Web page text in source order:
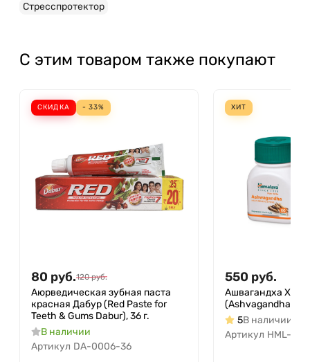
Стресспротектор
С этим товаром также покупают
СКИДКА - 33%
80 руб.120 руб.
Аюрведическая зубная паста
красная Дабур (Red Paste for
Teeth & Gums Dabur), 36 г.
В наличии
Артикул DA-0006-36
ХИТ
550 руб.
Ашвагандха
(Ashvagandha
5В наличии
Артикул HML-